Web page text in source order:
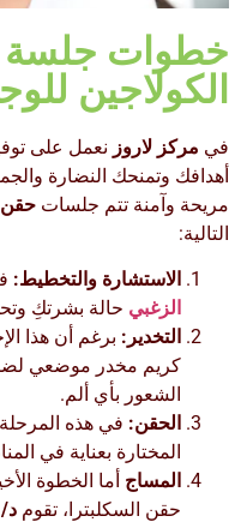
خطوات جلسة
الكولاجين
في مركز لاروز نعمل على
أهدافك وتمنحك النضارة
مريحة وآمنة تتم جلسات حقن
التالية:
الاستشارة والتخطيط:
الزغبي حالة بشرتكِ
التخدير: برغم أن هذا
كريم مخدر موضعي
الشعور بأي ألم.
الحقن: في هذه
المختارة بعناية في
المساج أما الخطوة
حقن السكلبترا، تقوم د/